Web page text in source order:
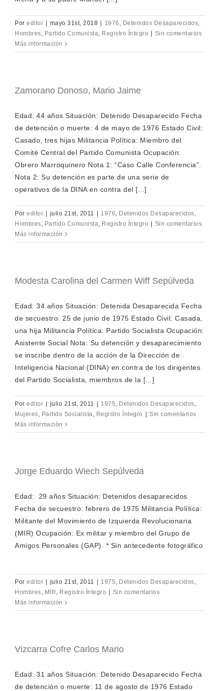
Por editor mayo 31st, 2018 1976 , Detenidos Desaparecidos,
Hombres, Partido Comunista, Registro Íntegro
Sin comentarios
Más información
Zamorano Donoso, Mario Jaime
Edad: 44 años Situación: Detenido Desaparecido Fecha
de detención o muerte: 4 de mayo de 1976 Estado Civil:
Casado, tres hijas Militancia Política: Miembro del
Comité Central del Partido Comunista Ocupación:
Obrero Marroquinero Nota 1: “Caso Calle Conferencia”.
Nota 2: Su detención es parte de una serie de
operativos de la DINA en contra del [...]
Por editor julio 21st, 2011 1976, Detenidos Desaparecidos,
Hombres, Partido Comunista, Registro Íntegro
Sin comentarios
Más información
Modesta Carolina del Carmen Wiff Sepúlveda
Edad: 34 años Situación: Detenida Desaparecida Fecha
de secuestro: 25 de junio de 1975 Estado Civil: Casada,
una hija Militancia Política: Partido Socialista Ocupación:
Asistente Social Nota: Su detención y desaparecimiento
se inscribe dentro de la acción de la Dirección de
Inteligencia Nacional (DINA) en contra de los dirigentes
del Partido Socialista, miembros de la [...]
Por editor julio 21st, 2011 1975, Detenidos Desaparecidos,
Mujeres, Partido Socialista, Registro Íntegro
Sin comentarios
Más información
Jorge Eduardo Wiech Sepúlveda
Edad: 29 años Situación: Detenidos desaparecidos
Fecha de secuestro: febrero de 1975 Militancia Política:
Militante del Movimiento de Izquierda Revolucionaria
(MIR) Ocupación: Ex militar y miembro del Grupo de
Amigos Personales (GAP). * Sin antecedente fotográfico
Por editor julio 21st, 2011 1975, Detenidos Desaparecidos,
Hombres, MIR, Registro Íntegro
Sin comentarios
Más información
Vizcarra Cofre Carlos Mario
Edad: 31 años Situación: Detenido Desaparecido Fecha
de detención o muerte: 11 de agosto de 1976 Estado